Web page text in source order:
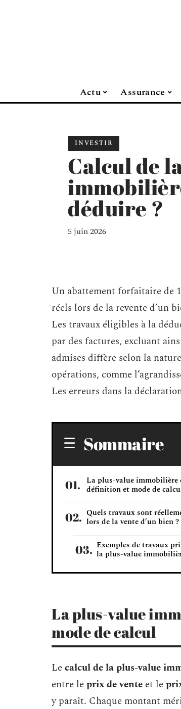
Actu Assurance
INVESTIR
Calcul de
déduire ?
5 juin 2026
Un abattement forfaitaire de
réels lors de la revente d’un
Les travaux éligibles à la
par des factures, excluant
admises diffère selon la
opérations, comme
Les erreurs dans la
Sommaire
La plus-value immobilière
définition et mode de
Quels travaux sont
lors de la vente d’un bien ?
Exemples de travaux
la plus-value
La plus-value
mode de calcul
Lecalcul de la plus-value
entre leprix de vente et le
y paraît. Chaque montant